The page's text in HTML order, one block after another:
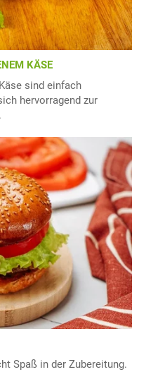
KÄSE
sind einfach
hervorragend zur
Spaß in der Zubereitung.